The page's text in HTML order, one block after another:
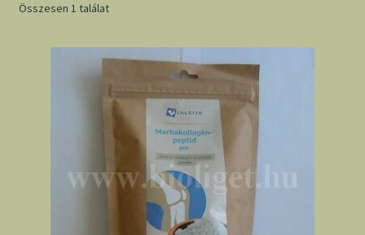
Összesen 1 találat